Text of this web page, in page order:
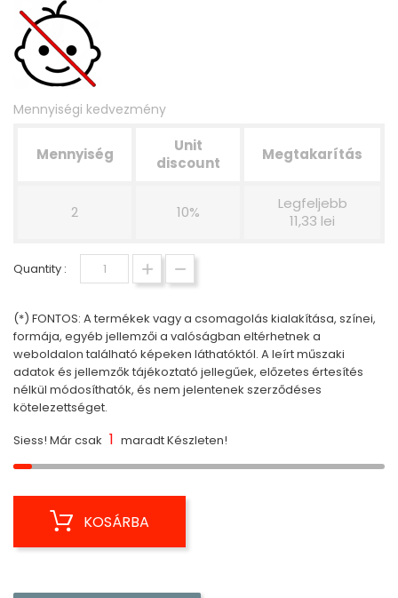
Mennyiségi kedvezmény
Mennyiség
Unit
discount
Megtakarítás
2 10%
Legfeljebb
11,33 lei
Quantity :
(*) FONTOS: A termékek vagy a csomagolás kialakítása, színei,
formája, egyéb jellemzői a valóságban eltérhetnek a
weboldalon található képeken láthatóktól. A leírt műszaki
adatok és jellemzők tájékoztató jellegűek, előzetes értesítés
nélkül módosíthatók, és nem jelentenek szerződéses
kötelezettséget.
Siess! Már csak 1 maradt Készleten!
KOSÁRBA